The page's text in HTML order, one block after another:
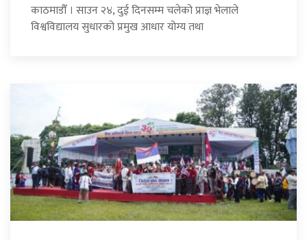
काठमाडौँ । साउन २४, दुई दिनसम्म चलेको प्राज्ञ भेलाले
विश्वविद्यालय सुधारको प्रमुख आधार योग्य तथा